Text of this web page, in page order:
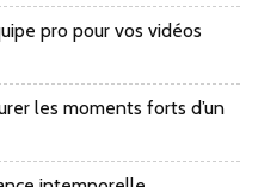
pro pour vos vidéos
les moments forts d’un